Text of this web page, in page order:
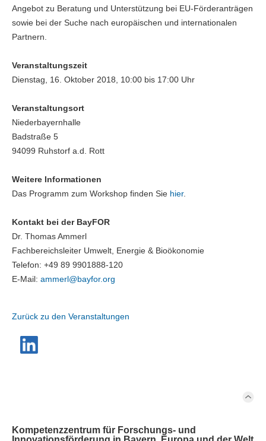
Angebot zu Beratung und Unterstützung bei EU-Förderanträgen
sowie bei der Suche nach europäischen und internationalen
Partnern.
Veranstaltungszeit
Dienstag, 16. Oktober 2018, 10:00 bis 17:00 Uhr
Veranstaltungsort
Niederbayernhalle
Badstraße 5
94099 Ruhstorf a.d. Rott
Weitere Informationen
Das Programm zum Workshop finden Sie hier.
Kontakt bei der BayFOR
Dr. Thomas Ammerl
Fachbereichsleiter Umwelt, Energie & Bioökonomie
Telefon: +49 89 9901888-120
E-Mail: ammerl@bayfor.org
Zurück zu den Veranstaltungen
Kompetenzzentrum für Forschungs- und